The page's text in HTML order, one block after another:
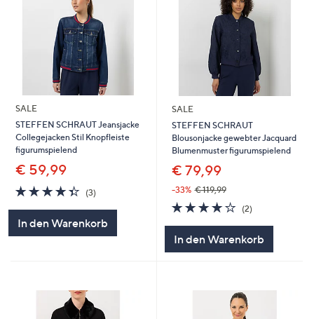
SALE
STEFFEN SCHRAUT Jeansjacke
Collegejacken Stil Knopfleiste
figurumspielend
€ 59,99
4.3
von
(3)
In den Warenkorb
SALE
STEFFEN SCHRAUT
Blousonjacke gewebter Jacquard
Blumenmuster figurumspielend
€ 79,99
-33% € 119,99
4.0
von
(2)
In den Warenkorb